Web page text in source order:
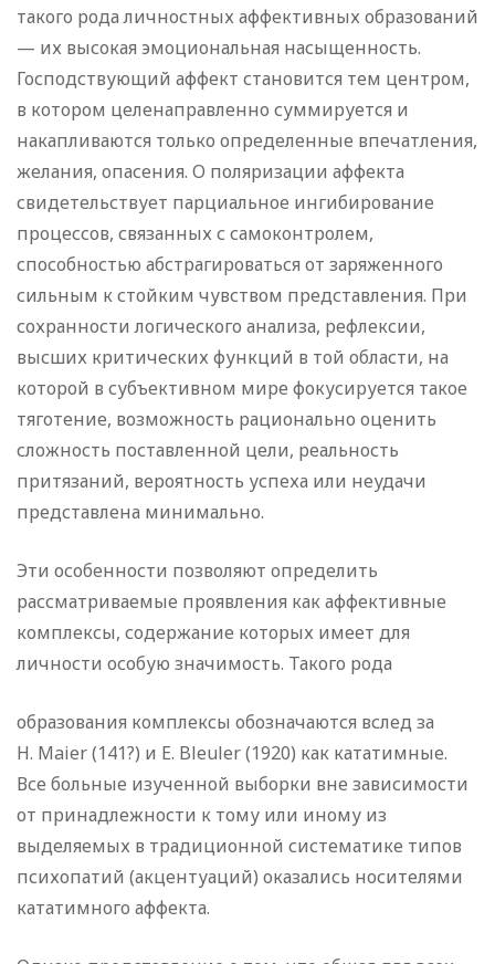
такого рода личностных аффективных образований
— их высокая эмоциональная насыщенность.
Господствующий аффект становится тем центром,
в котором целенаправленно суммируется и
накапливаются только определенные впечатления,
желания, опасения. О поляризации аффекта
свидетельствует парциальное ингибирование
процессов, связанных с самоконтролем,
способностью абстрагироваться от заряженного
сильным к стойким чувством представления. При
сохранности логического анализа, рефлексии,
высших критических функций в той области, на
которой в субъективном мире фокусируется такое
тяготение, возможность рационально оценить
сложность поставленной цели, реальность
притязаний, вероятность успеха или неудачи
представлена минимально.
Эти особенности позволяют определить
рассматриваемые проявления как аффективные
комплексы, содержание которых имеет для
личности особую значимость. Такого рода
образования комплексы обозначаются вслед за
H. Maier (141?) и E. Bleuler (1920) как кататимные.
Все больные изученной выборки вне зависимости
от принадлежности к тому или иному из
выделяемых в традиционной систематике типов
психопатий (акцентуаций) оказались носителями
кататимного аффекта.